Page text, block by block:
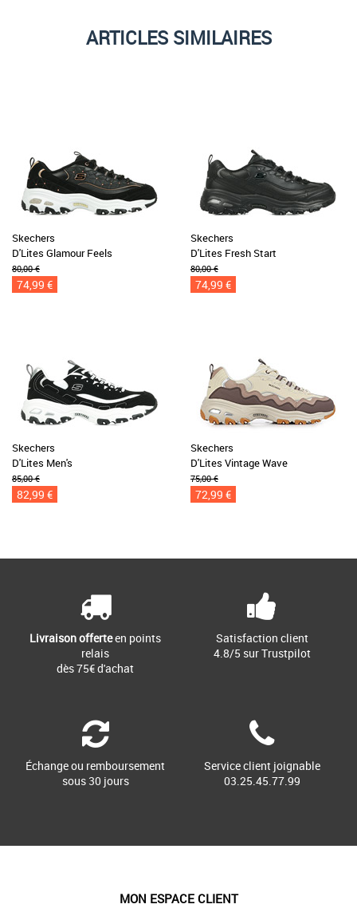
ARTICLES SIMILAIRES
Skechers
D'Lites Glamour Feels
80,00 €
74,99 €
Skechers
D'Lites Fresh Start
80,00 €
74,99 €
Skechers
D'Lites Men's
85,00 €
82,99 €
Skechers
D'Lites Vintage Wave
75,00 €
72,99 €
Livraison offerteen points
relais
dès 75€ d'achat
Satisfaction client
4.8/5 sur Trustpilot
Échange ou remboursement
sous 30 jours
Service client joignable
03.25.45.77.99
MON ESPACE CLIENT